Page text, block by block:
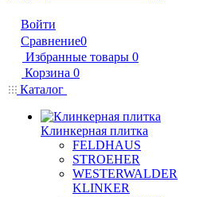
Войти
Сравнение0
Избранные товары 0
Корзина 0
Каталог
Клинкерная плитка
FELDHAUS
STROEHER
WESTERWALDER
KLINKER